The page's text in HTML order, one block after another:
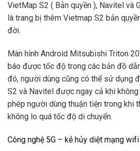
VietMap S2 ( Bản quyền ), Navitel và
là trang bị thêm Vietmap S2 bản
đời.
Màn hình Android Mitsubishi Triton
báo được tốc độ trong các bản đồ
đó, người dùng cũng có thể sử dụng
S2 và Navitel được ngay cả khi
phép người dùng thuận tiện trong khi
không lo quá tốc độ di chuyển.
Công nghệ 5G – kẻ hủy diệt mạng